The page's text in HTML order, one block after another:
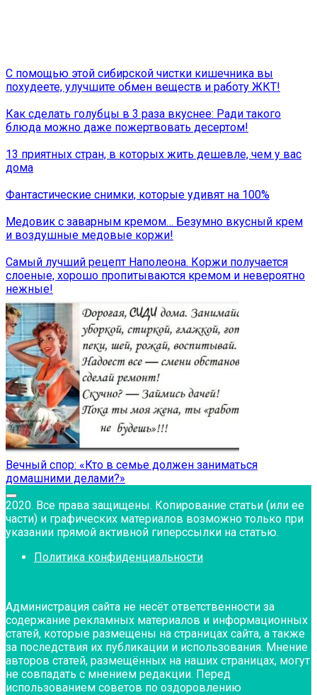
С помощью этой сибирской чистки кишечника вы
похудеете, улучшите обмен веществ и работу ЖКТ!
Как сделать голубцы в 3 раза вкуснее: Ради такого
блюда можно даже пожертвовать десертом!
13 приятных стран, в которых жить дешевле, чем у вас
дома
Фантастические снимки, которые удивят на 100%
Медовик с заварным кремом… Безумно вкусный крем
и воздушные медовые коржи!
Самый лучший рецепт Наполеона. Коржи получается
слоеные, хорошо пропитываются кремом и невероятно
нежные!
Вечный спор: «Кто в семье должен заниматься
домашними делами?»
2020. Все права защищены. Копирование статьи (или ее
части) и графических материалов возможно только при
указании прямой активной гиперссылки на статью.
Политика конфиденциальности
Администрация сайта не несёт ответственности за
содержание рекламных материалов и информационных
статей, которые размещены на страницах сайта, а также
за последствия их публикации и использования. Мнение
авторов статей, размещённых на наших страницах, могут
не совпадать с мнением редакции. Перед
использованием советов по оздоровлению